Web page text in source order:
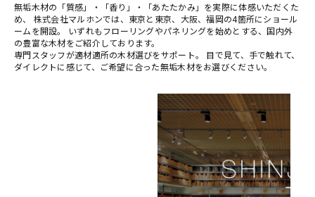
無垢木材の「質感」・「香り」・「あたたかみ」を実際に体感いただくた
め、 株式会社マルホンでは、東京と東京、大阪、福岡の4箇所にショール
ームを開設。 いずれもフローリングやパネリングを始めとする、国内外
の豊富な木材をご紹介しております。
専門スタッフが適材適所の木材選びをサポート。 目で見て、手で触れて、
ダイレクトに感じて、ご希望に合った無垢木材をお選びください。